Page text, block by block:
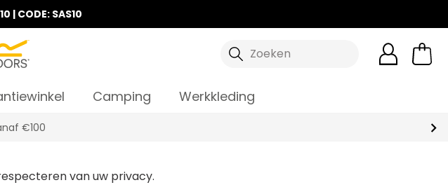
| CODE: SAS10
Zoeken
Camping Werkkleding
€100
van uw privacy.